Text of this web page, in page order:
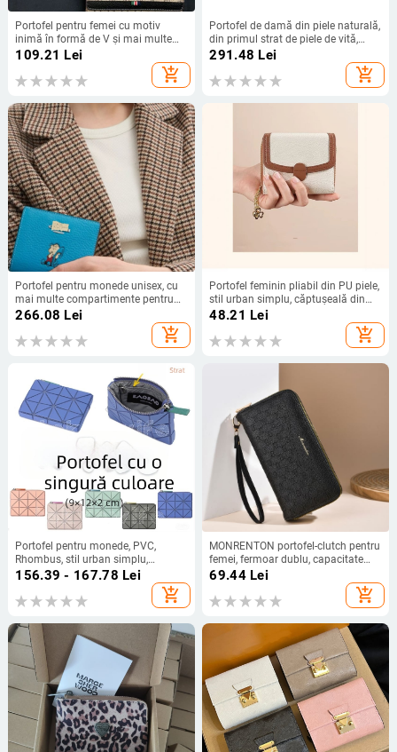
Portofel pentru femei cu motiv
inimă în formă de V și mai multe
compartimente pentru carduri
căptușeală Oxford, stil urban
109.21 Lei
add_shopping_cart
Portofel de damă din piele naturală,
din primul strat de piele de vită,
scurt, cu model floral, multiple
compartimente pentru carduri,
căptușeală poliester
291.48 Lei
add_shopping_cart
Portofel pentru monede unisex, cu
mai multe compartimente pentru
carduri, compartiment cu fermoar,
portofel bifold multifuncțional cu
închidere cu capse
266.08 Lei
add_shopping_cart
Portofel feminin pliabil din PU piele,
stil urban simplu, căptușeală din
piele sintetică, primăvara 2025,
48.21 Lei
add_shopping_cart
Portofel pentru monede, PVC,
Rhombus, stil urban simplu,
căptușeală poliesterică, primăvara
156.39 - 167.78 Lei
add_shopping_cart
MONRENTON portofel-clutch pentru
femei, fermoar dublu, capacitate
mare, material PU
69.44Lei
add_shopping_cart